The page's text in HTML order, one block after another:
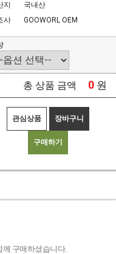
지
국내산
사
GOOWORL OEM
총 상품 금액 0 원
관심상품 장바구니
구매하기
구매하셨습니다.